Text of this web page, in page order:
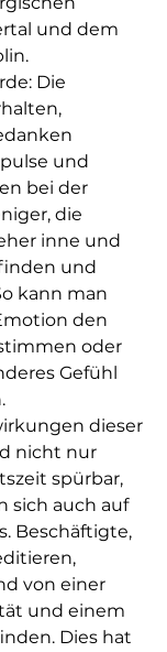
und dem
Die
und
bei der
die
inne und
und
kann man
den
oder
Gefühl
dieser
nicht nur
spürbar,
sich auch auf
Beschäftigte,
von einer
und einem
Dies hat